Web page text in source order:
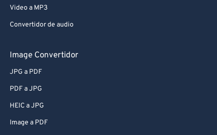
Video a MP3
Convertidor de audio
Image Convertidor
JPG a PDF
PDF a JPG
HEIC a JPG
Image a PDF